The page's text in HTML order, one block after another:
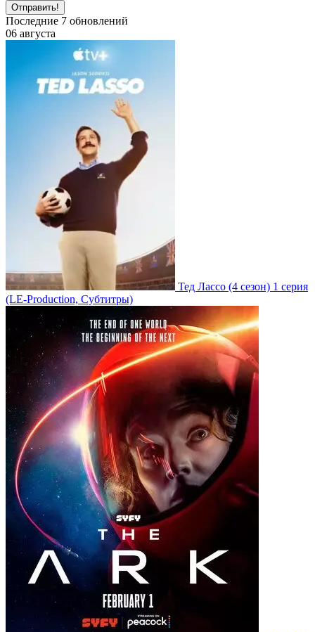
Отправить!
Последние 7 обновлений
06 августа
Тед Лассо (4 сезон) 1 серия
(LE-Production, Субтитры)